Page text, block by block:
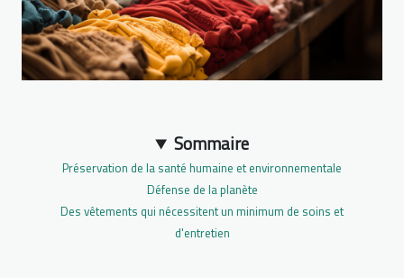
Sommaire
Préservation de la santé humaine et environnementale
Défense de la planète
Des vêtements qui nécessitent un minimum de soins et
d'entretien